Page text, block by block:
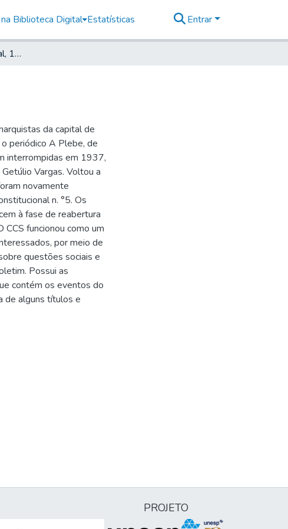
Biblioteca Digital Estatísticas Entrar
Centro de Cultura Social, 1985, n 3
da capital de
periódico A Plebe, de
interrompidas em 1937,
Vargas. Voltou a
novamente
n. °5. Os
à fase de reabertura
funcionou como um
por meio de
questões sociais e
Possui as
contém os eventos do
de alguns títulos e
PROJETO